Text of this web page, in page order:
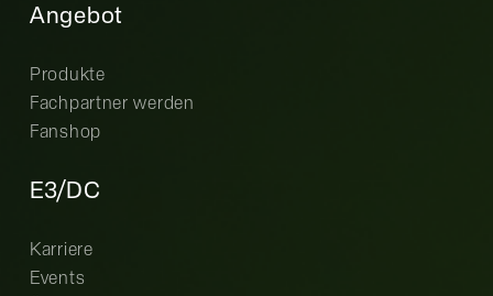
Angebot
Produkte
Fachpartner werden
Fanshop
E3/DC
Karriere
Events